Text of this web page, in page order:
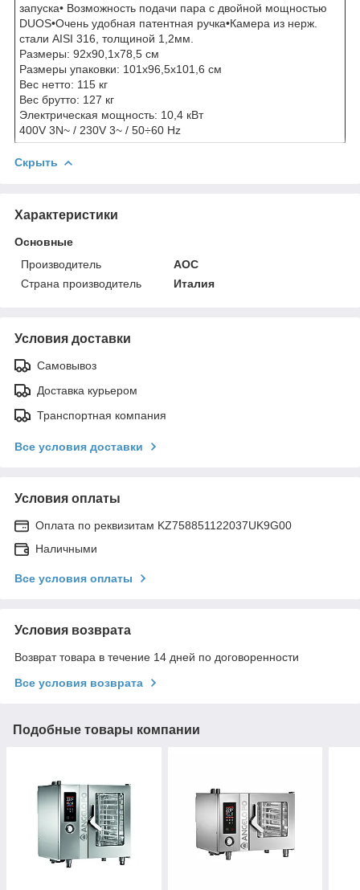
запуска• Возможность подачи пара с двойной мощностью
DUOS•Очень удобная патентная ручка•Камера из нерж.
стали AISI 316, толщиной 1,2мм.
Размеры: 92x90,1x78,5 см
Размеры упаковки: 101x96,5x101,6 см
Вес нетто: 115 кг
Вес брутто: 127 кг
Электрическая мощность: 10,4 кВт
400V 3N~ / 230V 3~ / 50÷60 Hz
Скрыть
Характеристики
Основные
Производитель
AOC
Страна производитель
Италия
Условия доставки
Самовывоз
Доставка курьером
Транспортная компания
Все условия доставки
Условия оплаты
Оплата по реквизитам KZ758851122037UK9G00
Наличными
Все условия оплаты
Условия возврата
Возврат товара в течение 14 дней по договоренности
Все условия возврата
Подобные товары компании